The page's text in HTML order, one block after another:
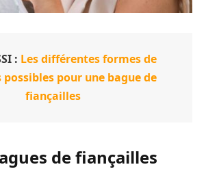
: Les différentes formes de
pour une bague de
fiançailles
de fiançailles